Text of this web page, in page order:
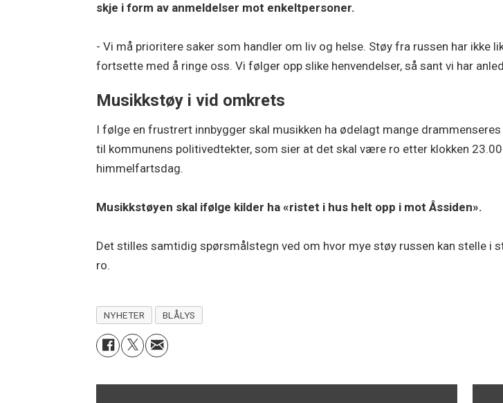
skje i form av anmeldelser mot enkeltpersoner.
- Vi må prioritere saker som handler om liv og helse. Støy fra russen har ikke
fortsette med å ringe oss. Vi følger opp slike henvendelser, så sant vi har
Musikkstøy i vid omkrets
I følge en frustrert innbygger skal musikken ha ødelagt mange
til kommunens politivedtekter, som sier at det skal være ro etter klokken
himmelfartsdag.
Musikkstøyen skal ifølge kilder ha «ristet i hus helt opp i mot Åssiden».
Det stilles samtidig spørsmålstegn ved om hvor mye støy russen kan stelle i
ro.
NYHETER BLÅLYS